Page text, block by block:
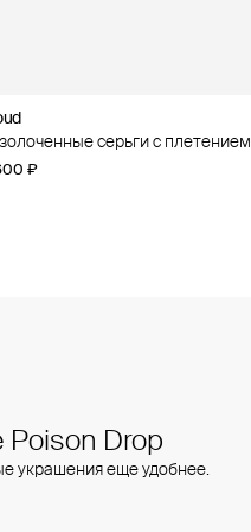
серьги с плетением
₽
кольцо с кубическим
«ракушка и звезда»
Drop
украшения еще удобнее.